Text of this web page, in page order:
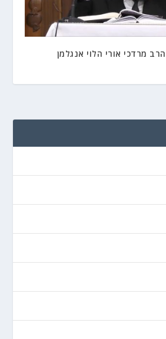
מרדכי אורי הלוי אנגלמן